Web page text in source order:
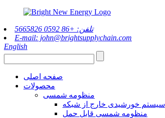
تلفن: +86 0592 5665826
E-mail: john@brightsupplychain.com
English
صفحه اصلی
محصولات
منظومه شمسی
سیستم خورشیدی خارج از شبکه
منظومه شمسی قابل حمل